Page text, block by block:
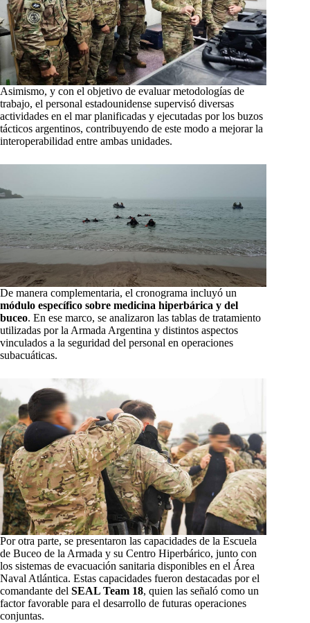
Asimismo, y con el objetivo de evaluar metodologías de
trabajo, el personal estadounidense supervisó diversas
actividades en el mar planificadas y ejecutadas por los buzos
tácticos argentinos, contribuyendo de este modo a mejorar la
interoperabilidad entre ambas unidades.
De manera complementaria, el cronograma incluyó un
módulo específico sobre medicina hiperbárica y del
buceo. En ese marco, se analizaron las tablas de tratamiento
utilizadas por la Armada Argentina y distintos aspectos
vinculados a la seguridad del personal en operaciones
subacuáticas.
Por otra parte, se presentaron las capacidades de la Escuela
de Buceo de la Armada y su Centro Hiperbárico, junto con
los sistemas de evacuación sanitaria disponibles en el Área
Naval Atlántica. Estas capacidades fueron destacadas por el
comandante del SEAL Team 18, quien las señaló como un
factor favorable para el desarrollo de futuras operaciones
conjuntas.